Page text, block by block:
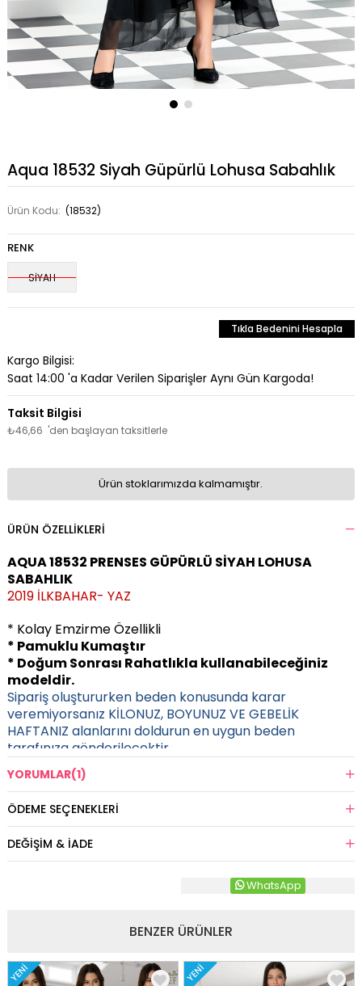
Aqua 18532 Siyah Güpürlü Lohusa Sabahlık
Ürün Kodu: (18532)
RENK
SİYAH
Tıkla Bedenini Hesapla
Kargo Bilgisi:
Saat 14:00 'a Kadar Verilen Siparişler Aynı Gün Kargoda!
₺46,66 'den başlayan taksitlerle
Ürün stoklarımızda kalmamıştır.
ÜRÜN ÖZELLIKLERI
AQUA 18532 PRENSES GÜPÜRLÜ SİYAH LOHUSA
SABAHLIK
2019 İLKBAHAR- YAZ
* Kolay Emzirme Özellikli
* Pamuklu Kumaştır
* Doğum Sonrası Rahatlıkla kullanabileceğiniz
modeldir.
Sipariş oluştururken beden konusunda karar
veremiyorsanız KİLONUZ, BOYUNUZ VE GEBELİK
HAFTANIZ alanlarını doldurun en uygun beden
tarafınıza gönderilecektir.
YORUMLAR(1)
ÖDEME SEÇENEKLERI
DEĞIŞIM & İADE
WhatsApp
BENZER ÜRÜNLER
YENI YENI